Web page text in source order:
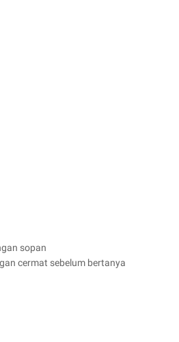
sopan
cermat sebelum bertanya